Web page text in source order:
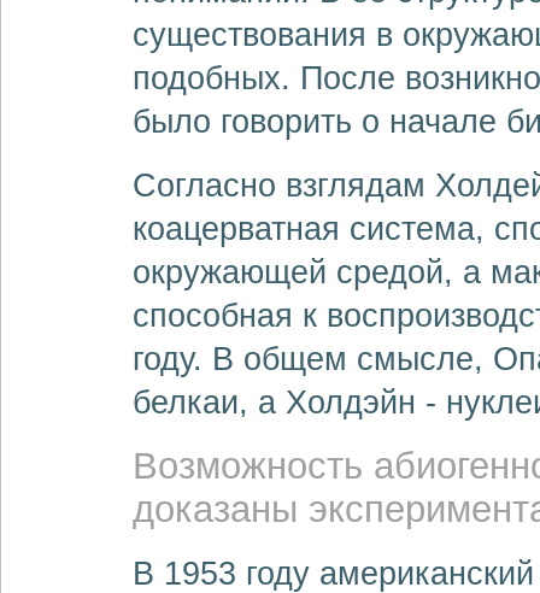
существования в
подобных. После
было говорить о начале
Согласно взглядам
коацерватная система,
окружающей средой, а
способная к
году. В общем смысле,
белкаи, а Холдэйн -
Возможность
доказаны
В 1953 году